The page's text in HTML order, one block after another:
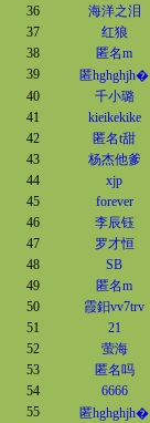
36
海洋之泪
37
红狼
38
匿名m
39
匿hghghjh�
40
千小璐
41
kieikekike
42
匿名t甜
43
杨杰他爹
44
xjp
45
forever
46
李辰钰
47
罗才恒
48
SB
49
匿名m
50
霞鈤vv7trv
51
21
52
萤海
53
匿名吗
54
6666
55
匿hghghjh�